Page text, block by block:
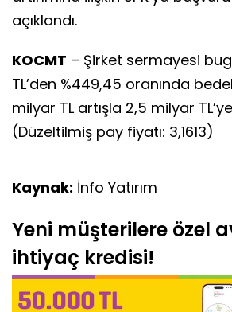
açıklandı.
KOCMT – Şirket sermayesi
TL’den %449,45 oranında
milyar TL artışla 2,5 milyar
(Düzeltilmiş pay fiyatı: 3,1613)
Kaynak: İnfo Yatırım
Yeni müşterilere özel
ihtiyaç kredisi!